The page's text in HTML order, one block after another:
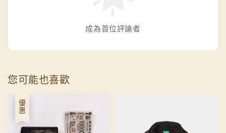
成為首位評論者
您可能也喜歡
優惠